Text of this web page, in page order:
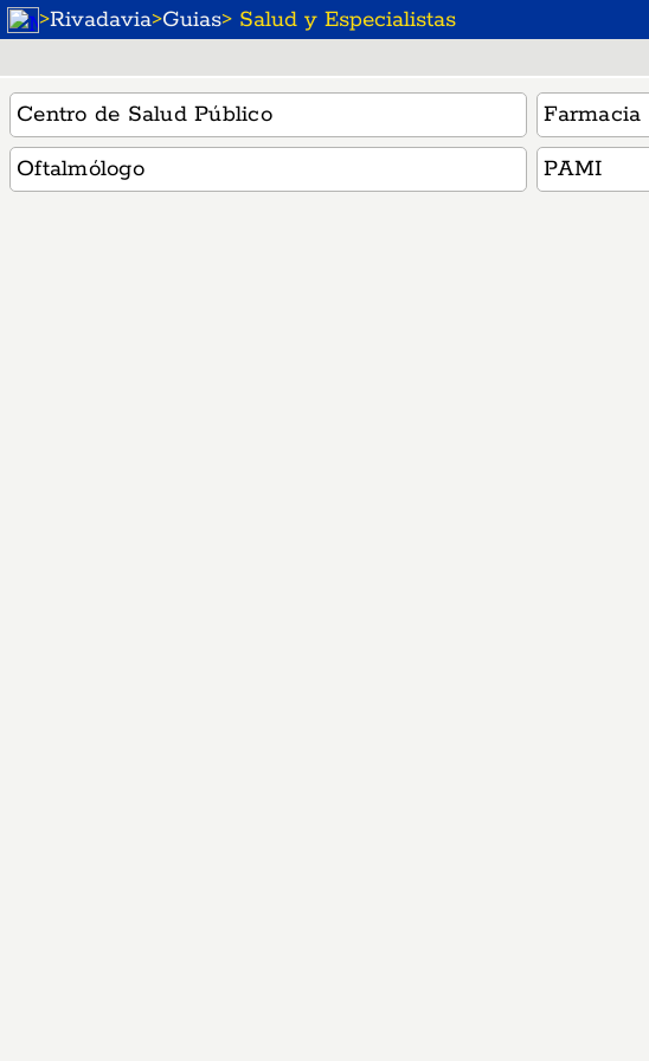
>Rivadavia>Guias> Salud y Especialistas
Centro de Salud Público Farmacia
Oftalmólogo
PAMI